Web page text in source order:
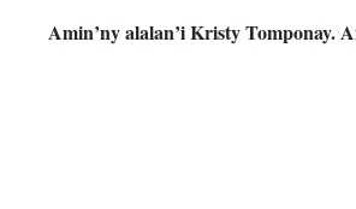
Amin’ny alalan’i Kristy Tomponay.